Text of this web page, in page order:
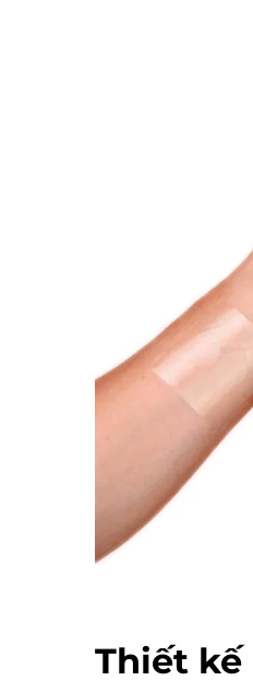
Thiết kế